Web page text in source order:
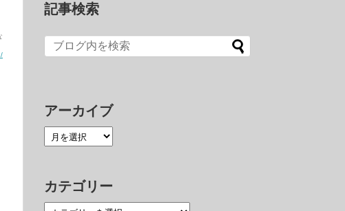
記事検索
アーカイブ
カテゴリー